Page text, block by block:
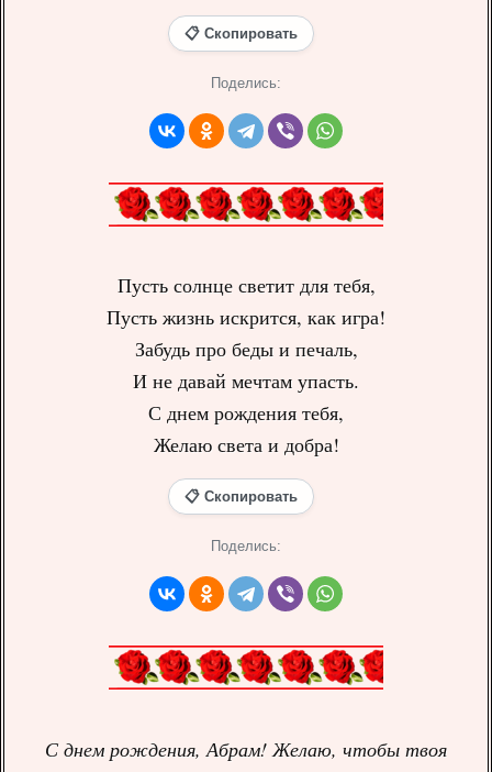
📋 Скопировать
Поделись:
Пусть солнце светит для тебя,
Пусть жизнь искрится, как игра!
Забудь про беды и печаль,
И не давай мечтам упасть.
С днем рождения тебя,
Желаю света и добра!
📋 Скопировать
Поделись:
С днем рождения, Абрам! Желаю, чтобы твоя